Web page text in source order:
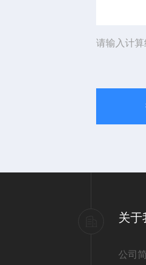
请输入计
关于
公司